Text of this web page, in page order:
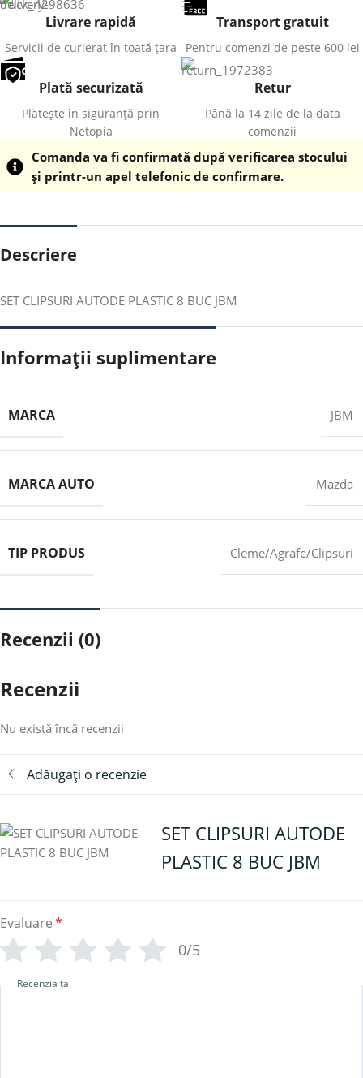
Livrare rapidă
Servicii de curierat în toată țara
Transport gratuit
Pentru comenzi de peste 600 lei
Plată securizată
Plătește în siguranță prin
Netopia
Retur
Până la 14 zile de la data
comenzii
Comanda va fi confirmată după verificarea stocului
și printr-un apel telefonic de confirmare.
Descriere
SET CLIPSURI AUTODE PLASTIC 8 BUC JBM
Informații suplimentare
MARCA JBM
MARCA AUTO Mazda
TIP PRODUS Cleme/Agrafe/Clipsuri
Recenzii (0)
Recenzii
Nu există încă recenzii
Adăugați o recenzie
SET CLIPSURI AUTODE
PLASTIC 8 BUC JBM
Evaluare*
0/5
Recenzia ta